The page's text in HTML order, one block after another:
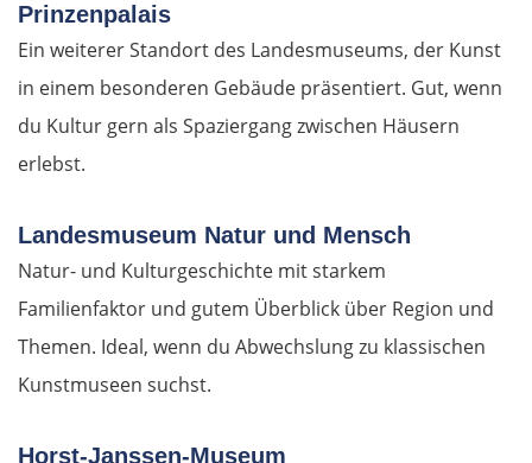
Prinzenpalais
Ein weiterer Standort des Landesmuseums, der Kunst
in einem besonderen Gebäude präsentiert. Gut, wenn
du Kultur gern als Spaziergang zwischen Häusern
erlebst.
Landesmuseum Natur und Mensch
Natur- und Kulturgeschichte mit starkem
Familienfaktor und gutem Überblick über Region und
Themen. Ideal, wenn du Abwechslung zu klassischen
Kunstmuseen suchst.
Horst-Janssen-Museum
Cluj-Napoca
Râmnicu Vâlcea
Pitești
Bukarest